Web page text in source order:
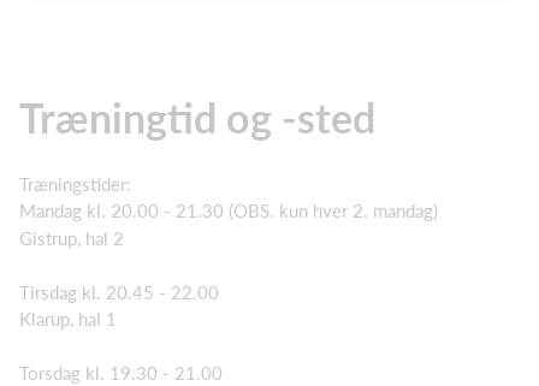
Træningtid og -sted
Træningstider:
Mandag kl. 20.00 - 21.30 (OBS. kun hver 2. mandag)
Gistrup, hal 2
Tirsdag kl. 20.45 - 22.00
Klarup, hal 1
Torsdag kl. 19.30 - 21.00